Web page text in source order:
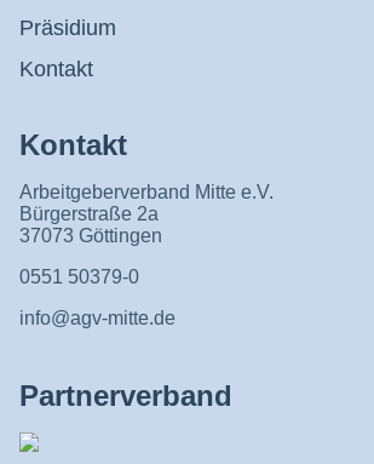
Präsidium
Kontakt
Kontakt
Arbeitgeberverband Mitte e.V.
Bürgerstraße 2a
37073 Göttingen
0551 50379-0
info@agv-mitte.de
Partnerverband